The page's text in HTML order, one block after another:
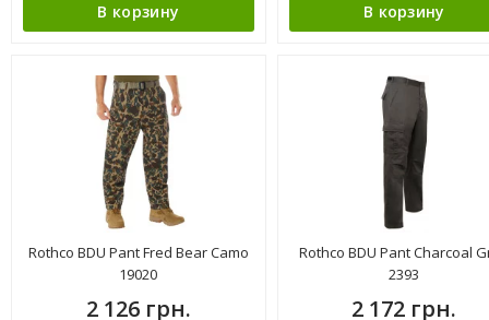
В корзину В корзину
Rothco BDU Pant Fred Bear Camo
19020
2 126 грн.
Rothco BDU Pant Charcoal
2393
2 172 грн.